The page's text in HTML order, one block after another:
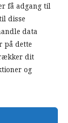
få adgang til
disse
data
på dette
dit
og
FEEDS